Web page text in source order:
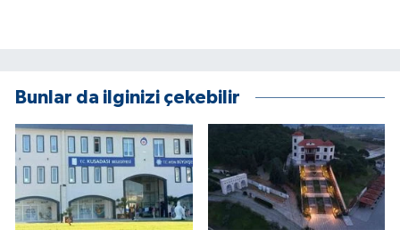
Bunlar da ilginizi çekebilir